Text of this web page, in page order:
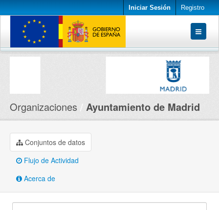
Iniciar Sesión Registro
Conjuntos de datos
Organizaciones Ayuntamiento de Madrid
Conjuntos de datos
Flujo de Actividad
Acerca de